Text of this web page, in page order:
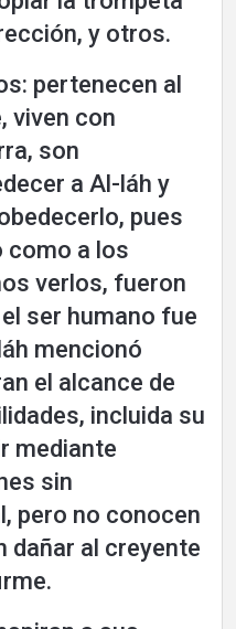
y otros.
pertenecen al
viven con
son
a Al-láh y
pues
como a los
verlos, fueron
ser humano fue
mencionó
el alcance de
incluida su
mediante
sin
pero no conocen
dañar al creyente